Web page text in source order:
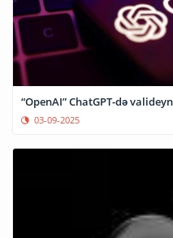
“OpenAI” ChatGPT-də
03-09-2025